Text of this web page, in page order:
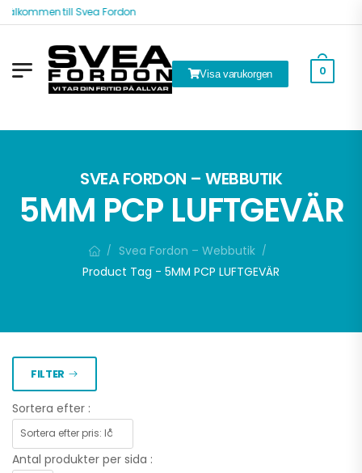
till Svea Fordon
Visa varukorgen 0
SVEA FORDON – WEBBUTIK
5MM PCP LUFTGEVÄR
/ Svea Fordon – Webbutik /
Product Tag - 5MM PCP LUFTGEVÄR
FILTER
Sortera efter :
Antal produkter per sida :